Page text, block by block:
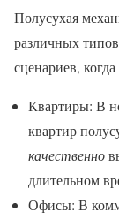
Полусухая
различных
сценариев,
Квартиры: В
квартир
качественно
длительном
Офисы: В